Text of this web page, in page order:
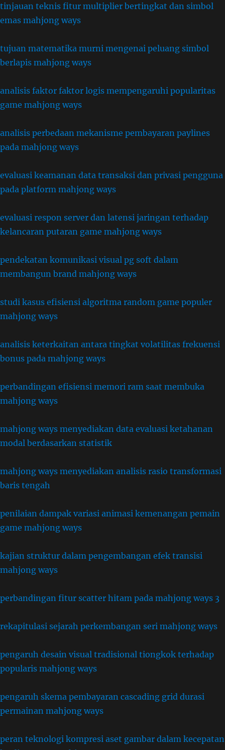
tinjauan teknis fitur multiplier bertingkat dan simbol
emas mahjong ways
tujuan matematika murni mengenai peluang simbol
berlapis mahjong ways
analisis faktor faktor logis mempengaruhi popularitas
game mahjong ways
analisis perbedaan mekanisme pembayaran paylines
pada mahjong ways
evaluasi keamanan data transaksi dan privasi pengguna
pada platform mahjong ways
evaluasi respon server dan latensi jaringan terhadap
kelancaran putaran game mahjong ways
pendekatan komunikasi visual pg soft dalam
membangun brand mahjong ways
studi kasus efisiensi algoritma random game populer
mahjong ways
analisis keterkaitan antara tingkat volatilitas frekuensi
bonus pada mahjong ways
perbandingan efisiensi memori ram saat membuka
mahjong ways
mahjong ways menyediakan data evaluasi ketahanan
modal berdasarkan statistik
mahjong ways menyediakan analisis rasio transformasi
baris tengah
penilaian dampak variasi animasi kemenangan pemain
game mahjong ways
kajian struktur dalam pengembangan efek transisi
mahjong ways
perbandingan fitur scatter hitam pada mahjong ways 3
rekapitulasi sejarah perkembangan seri mahjong ways
pengaruh desain visual tradisional tiongkok terhadap
popularis mahjong ways
pengaruh skema pembayaran cascading grid durasi
permainan mahjong ways
peran teknologi kompresi aset gambar dalam kecepatan